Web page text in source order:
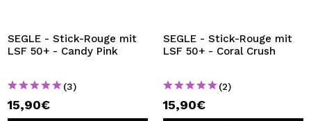
SEGLE - Stick-Rouge mit
LSF 50+ - Candy Pink
(3)
15,90€
SEGLE - Stick-Rouge mit
LSF 50+ - Coral Crush
(2)
15,90€